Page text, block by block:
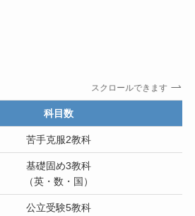
スクロールできます
科目数
苦手克服2教科
基礎固め3教科
（英・数・国）
公立受験5教科